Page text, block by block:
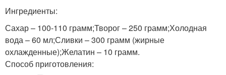
Ингредиенты:
Сахар – 100-110 грамм;Творог – 250 грамм;Холодная
вода – 60 мл;Сливки – 300 грамм (жирные
охлажденные);Желатин – 10 грамм.
Способ приготовления: